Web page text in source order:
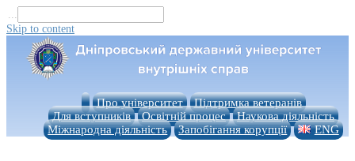
...
Skip to content
Про університет
Підтримка ветеранів
Для вступників
Освітній процес
Наукова діяльність
Міжнародна діяльність
Запобігання корупції ENG